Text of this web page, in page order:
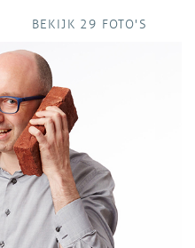
BEKIJK 29 FOTO'S